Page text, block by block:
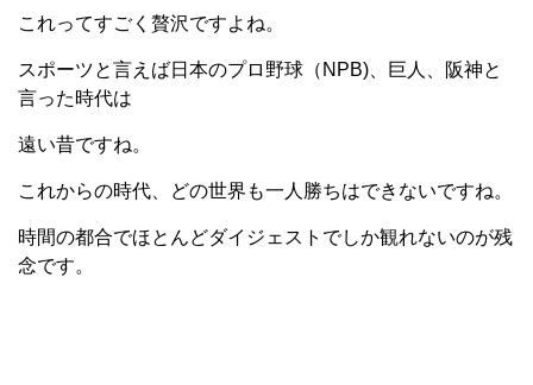
これってすごく贅沢ですよね。
スポーツと言えば日本のプロ野球（NPB)、巨人、阪神と
言った時代は
遠い昔ですね。
これからの時代、どの世界も一人勝ちはできないですね。
時間の都合でほとんどダイジェストでしか観れないのが残
念です。